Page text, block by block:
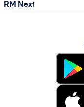
RM Next